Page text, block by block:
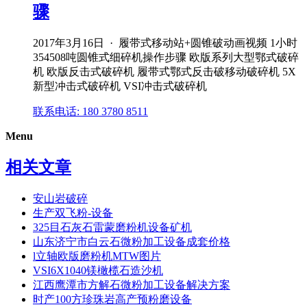
骤
2017年3月16日 · 履带式移动站+圆锥破动画视频 1小时
354508吨圆锥式细碎机操作步骤 欧版系列大型鄂式破碎
机 欧版反击式破碎机 履带式鄂式反击破移动破碎机 5X
新型冲击式破碎机 VSI冲击式破碎机
联系电话: 180 3780 8511
Menu
相关文章
安山岩破碎
生产双飞粉-设备
325目石灰石雷蒙磨粉机设备矿机
山东济宁市白云石微粉加工设备成套价格
l立轴欧版磨粉机MTW图片
VSI6X1040镁橄榄石造沙机
江西鹰潭市方解石微粉加工设备解决方案
时产100方珍珠岩高产预粉磨设备